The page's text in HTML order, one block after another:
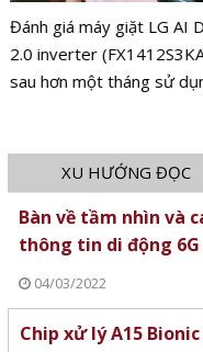
Đánh giá máy giặt LG AI
2.0 inverter
sau hơn một tháng sử
XU HƯỚNG ĐỌC
Bàn về tầm nhìn và
thông tin di động 6G
04/03/2022
Chip xử lý A15